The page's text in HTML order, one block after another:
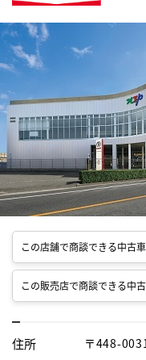
この店舗で商談できる中古車
この販売店で商談できる中
住所 〒448-